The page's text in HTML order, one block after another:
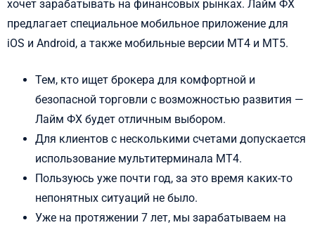
хочет зарабатывать на финансовых рынках. Лайм ФХ
предлагает специальное мобильное приложение для
iOS и Android, а также мобильные версии MT4 и MT5.
Тем, кто ищет брокера для комфортной и
безопасной торговли с возможностью развития —
Лайм ФХ будет отличным выбором.
Для клиентов с несколькими счетами допускается
использование мультитерминала MT4.
Пользуюсь уже почти год, за это время каких-то
непонятных ситуаций не было.
Уже на протяжении 7 лет, мы зарабатываем на